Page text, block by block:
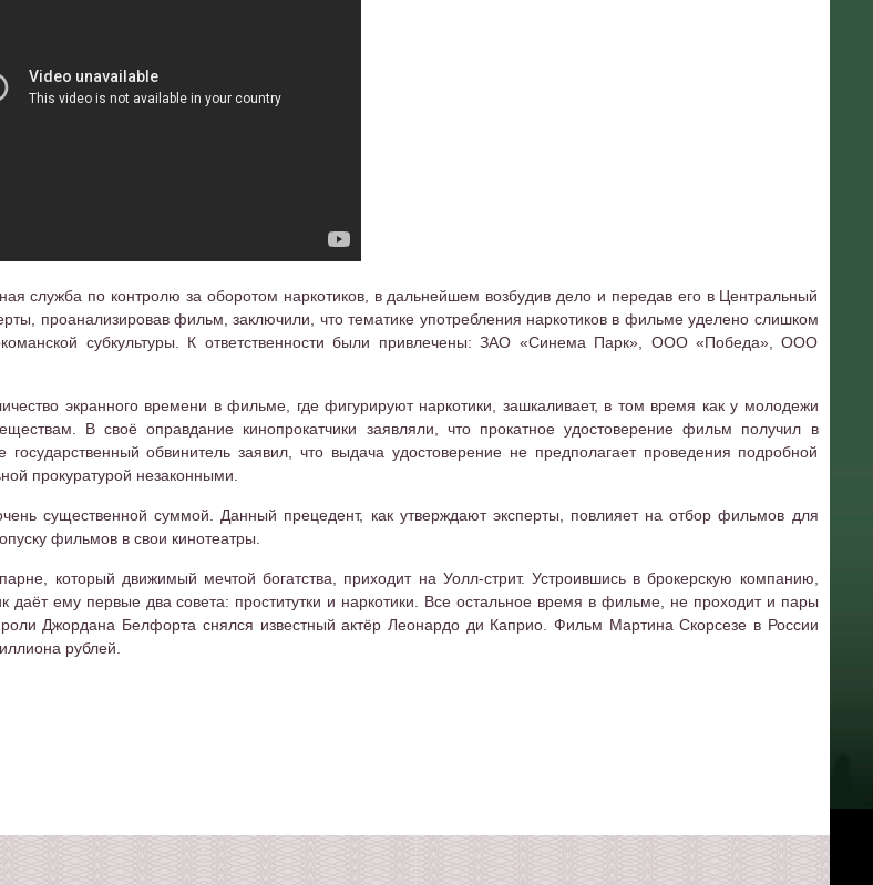
служба по контролю за оборотом наркотиков, в дальнейшем возбудив дело и передав его в Центральный
проанализировав фильм, заключили, что тематике употребления наркотиков в фильме уделено слишком
субкультуры. К ответственности были привлечены: ЗАО «Синема Парк», ООО «Победа», ООО
экранного времени в фильме, где фигурируют наркотики, зашкаливает, в том время как у молодежи
В своё оправдание кинопрокатчики заявляли, что прокатное удостоверение фильм получил в
обвинитель заявил, что выдача удостоверение не предполагает проведения подробной
прокуратурой незаконными.
существенной суммой. Данный прецедент, как утверждают эксперты, повлияет на отбор фильмов для
фильмов в свои кинотеатры.
который движимый мечтой богатства, приходит на Уолл-стрит. Устроившись в брокерскую компанию,
ему первые два совета: проститутки и наркотики. Все остальное время в фильме, не проходит и пары
Джордана Белфорта снялся известный актёр Леонардо ди Каприо. Фильм Мартина Скорсезе в России
рублей.